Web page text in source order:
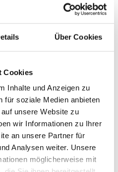
Über Cookies
Cookies
Inhalte und Anzeigen zu
für soziale Medien anbieten
unsere Website zu
wir Informationen zu Ihrer
an unsere Partner für
Analysen weiter. Unsere
möglicherweise mit